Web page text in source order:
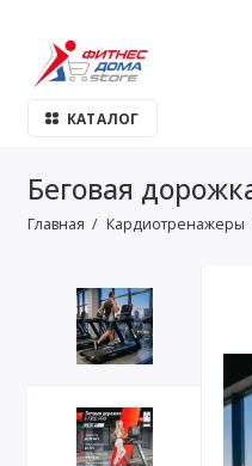
КАТАЛОГ
Беговая
Главная Кардиотренажеры